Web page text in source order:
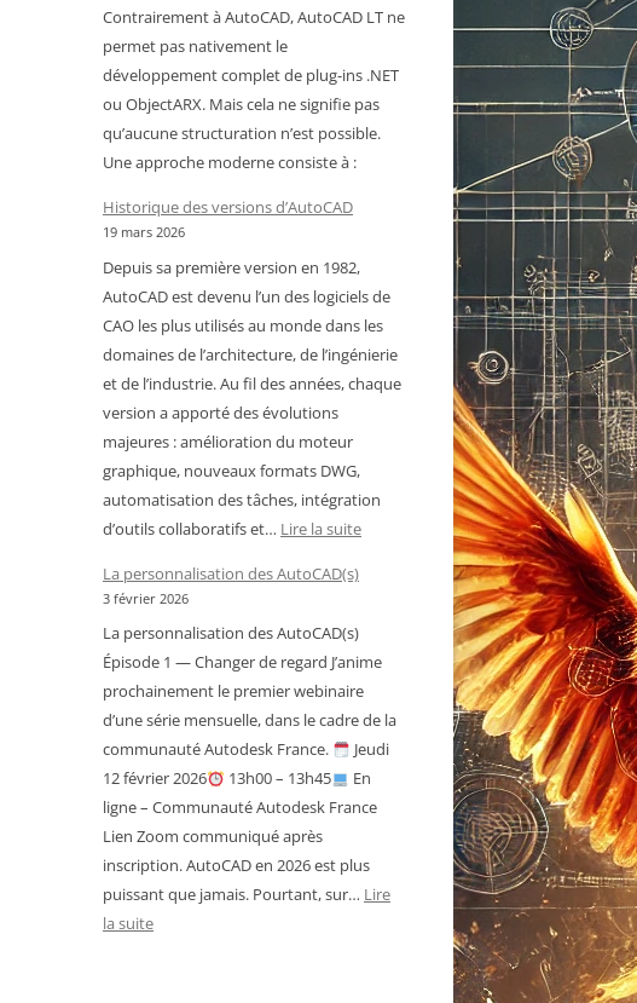
Contrairement à AutoCAD, AutoCAD LT ne
permet pas nativement le
développement complet de plug-ins .NET
ou ObjectARX. Mais cela ne signifie pas
qu’aucune structuration n’est possible.
Une approche moderne consiste à :
Historique des versions d’AutoCAD
19 mars 2026
Depuis sa première version en 1982,
AutoCAD est devenu l’un des logiciels de
CAO les plus utilisés au monde dans les
domaines de l’architecture, de l’ingénierie
et de l’industrie. Au fil des années, chaque
version a apporté des évolutions
majeures : amélioration du moteur
graphique, nouveaux formats DWG,
automatisation des tâches, intégration
d’outils collaboratifs et… Lire la suite:
La personnalisation des AutoCAD(s)
3 février 2026
La personnalisation des AutoCAD(s)
Épisode 1 — Changer de regard J’anime
prochainement le premier webinaire
d’une série mensuelle, dans le cadre de la
communauté Autodesk France.
Jeudi
12 février 2026
13h00 – 13h45
En
ligne – Communauté Autodesk France
Lien Zoom communiqué après
inscription. AutoCAD en 2026 est plus
puissant que jamais. Pourtant, sur… Lire
la suite: